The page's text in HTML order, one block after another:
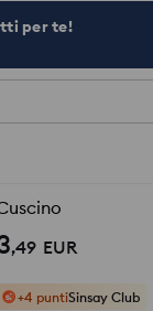
per te!
,49 EUR
+4 puntiSinsay Club